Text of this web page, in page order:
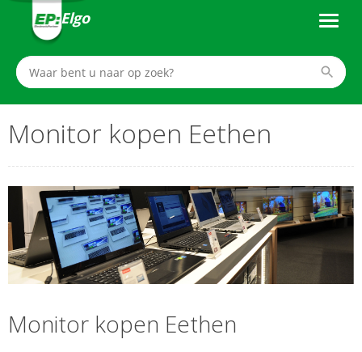
Elgo
Monitor kopen Eethen
Monitor kopen Eethen